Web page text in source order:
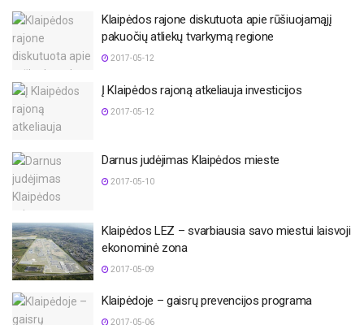
Klaipėdos rajone diskutuota apie rūšiuojamąjį
pakuočių atliekų tvarkymą regione
2017-05-12
Į Klaipėdos rajoną atkeliauja investicijos
2017-05-12
Darnus judėjimas Klaipėdos mieste
2017-05-10
Klaipėdos LEZ – svarbiausia savo miestui laisvoji
ekonominė zona
2017-05-09
Klaipėdoje – gaisrų prevencijos programa
2017-05-06